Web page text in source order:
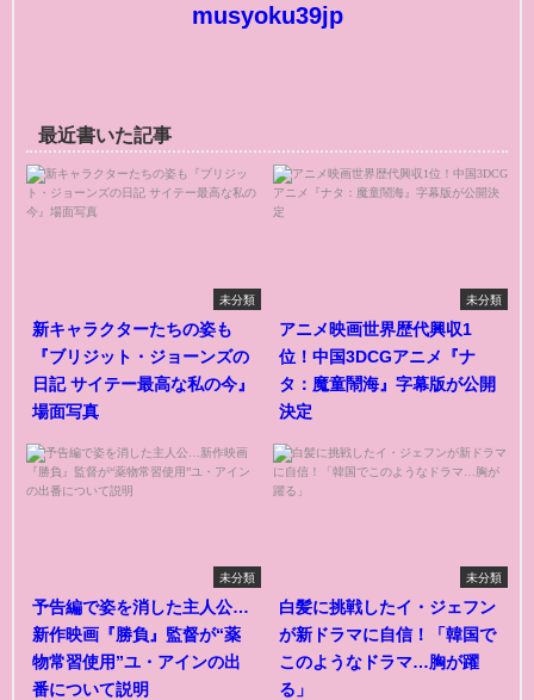
musyoku39jp
最近書いた記事
未分類
新キャラクターたちの姿も
『ブリジット・ジョーンズの
日記 サイテー最高な私の今』
場面写真
未分類
アニメ映画世界歴代興収1
位！中国3DCGアニメ『ナ
タ：魔童鬧海』字幕版が公開
決定
未分類
予告編で姿を消した主人公…
新作映画『勝負』監督が“薬
物常習使用”ユ・アインの出
番について説明
未分類
白髪に挑戦したイ・ジェフン
が新ドラマに自信！「韓国で
このようなドラマ…胸が躍
る」